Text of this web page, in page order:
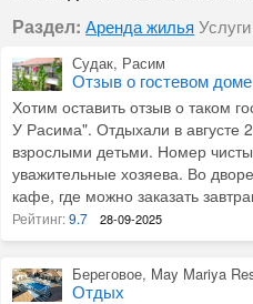
Раздел: Аренда жилья Услуги
Судак, Расим
Отзыв о гостевом
Хотим оставить отзыв о таком
У Расима". Отдыхали в августе
взрослыми детьми. Номер
уважительные хозяева. Во
кафе, где можно заказать
можно у хозяев заказать
раза в неделю). До пляжа
вам гостей и ждите нас снова)
Рейтинг:9.7 28-09-2025
Береговое, May Mariya
Отдых